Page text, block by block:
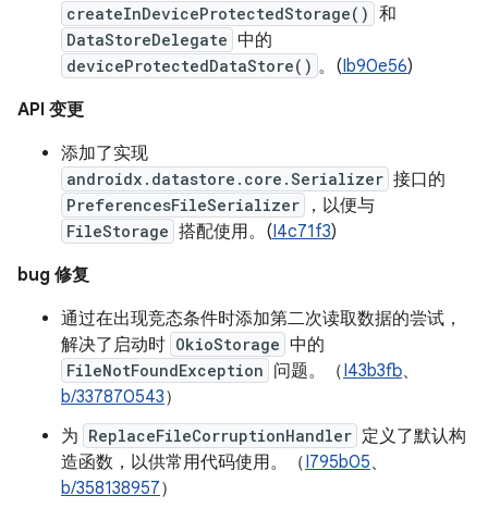
createInDeviceProtectedStorage() 和
DataStoreDelegate 中的
deviceProtectedDataStore() 。(Ib90e56)
API 变更
添加了实现
androidx.datastore.core.Serializer 接口的
PreferencesFileSerializer ，以便与
FileStorage 搭配使用。(I4c71f3)
bug 修复
通过在出现竞态条件时添加第二次读取数据的尝试，
解决了启动时 OkioStorage 中的
FileNotFoundException 问题。（I43b3fb、
b/337870543）
为 ReplaceFileCorruptionHandler 定义了默认构
造函数，以供常用代码使用。（I795b05、
b/358138957）